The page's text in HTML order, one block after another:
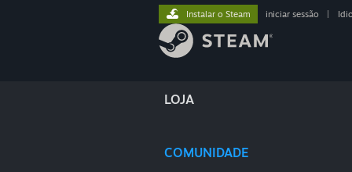
LOJA
COMUNIDADE
Instalar o Steam iniciar sessão